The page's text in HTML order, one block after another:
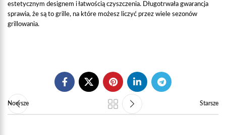
estetycznym designem i łatwością czyszczenia. Długotrwała gwarancja
sprawia, że są to grille, na które możesz liczyć przez wiele sezonów
grillowania.
Nowsze Starsze